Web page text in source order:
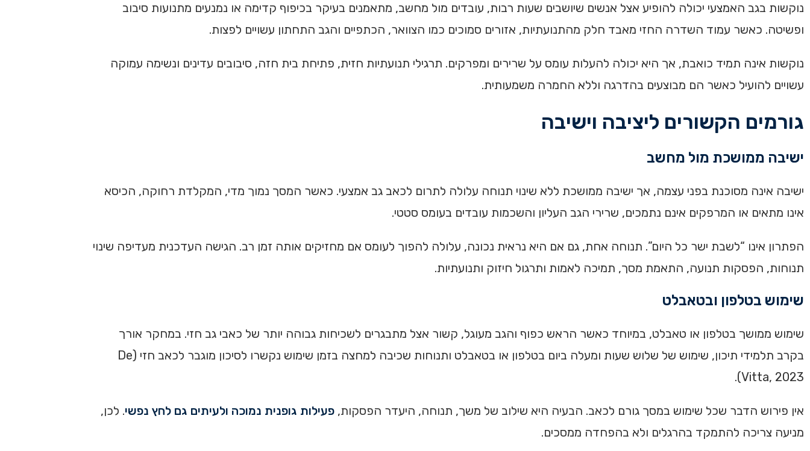
נוקשות בגב האמצעי יכולה להופיע אצל אנשים שיושבים שעות רבות, עובדים מול מחשב, מתאמנים בעיקר בכיפוף קדימה או נמנעים מתנועות סיבוב
ופשיטה. כאשר עמוד השדרה החזי מאבד חלק מהתנועתיות, אזורים סמוכים כמו הצוואר, הכתפיים והגב התחתון עשויים לפצות.
נוקשות אינה תמיד כואבת, אך היא יכולה להעלות עומס על שרירים ומפרקים. תרגילי תנועתיות חזית, פתיחת בית חזה, סיבובים עדינים ונשימה עמוקה
עשויים להועיל כאשר הם מבוצעים בהדרגה וללא החמרה משמעותית.
גורמים הקשורים ליציבה וישיבה
ישיבה ממושכת מול מחשב
ישיבה אינה מסוכנת בפני עצמה, אך ישיבה ממושכת ללא שינוי תנוחה עלולה לתרום לכאב גב אמצעי. כאשר המסך נמוך מדי, המקלדת רחוקה, הכיסא
אינו מתאים או המרפקים אינם נתמכים, שרירי הגב העליון והשכמות עובדים בעומס סטטי.
הפתרון אינו “לשבת ישר כל היום”. תנוחה אחת, גם אם היא נראית נכונה, עלולה להפוך לעומס אם מחזיקים אותה זמן רב. הגישה העדכנית מעדיפה שינוי
תנוחות, הפסקות תנועה, התאמת מסך, תמיכה לאמות ותרגול חיזוק ותנועתיות.
שימוש בטלפון ובטאבלט
שימוש ממושך בטלפון או טאבלט, במיוחד כאשר הראש כפוף והגב מעוגל, קשור אצל מתבגרים לשכיחות גבוהה יותר של כאבי גב חזי. במחקר אורך
בקרב תלמידי תיכון, שימוש של שלוש שעות ומעלה ביום בטלפון או בטאבלט ותנוחות שכיבה למחצה בזמן שימוש נקשרו לסיכון מוגבר לכאב חזי (De
Vitta, 2023).
אין פירוש הדבר שכל שימוש במסך גורם לכאב. הבעיה היא שילוב של משך, תנוחה, היעדר הפסקות, פעילות גופנית נמוכה ולעיתים גם לחץ נפשי. לכן,
מניעה צריכה להתמקד בהרגלים ולא בהפחדה ממסכים.